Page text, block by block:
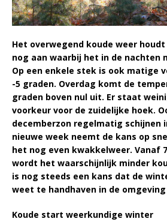
Het overwegend koude weer
nog aan waarbij het in de nachten
Op een enkele stek is ook matige
-5 graden. Overdag komt de
graden boven nul uit. Er staat
voorkeur voor de zuidelijke hoek.
decemberzon regelmatig schijnen
nieuwe week neemt de kans op
het nog even kwakkelweer. Vanaf
wordt het waarschijnlijk minder
is nog steeds een kans dat de
weet te handhaven in de
Koude start weerkundige winter